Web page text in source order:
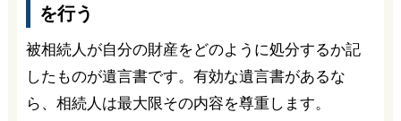
を行う
被相続人が自分の財産をどのように処分するか記
したものが遺言書です。有効な遺言書があるな
ら、相続人は最大限その内容を尊重します。